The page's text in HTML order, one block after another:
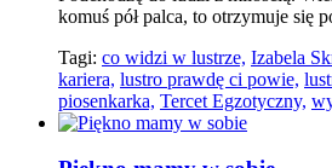
komuś pół palca, to otrzymuje się
Tagi: co widzi w lustrze, Izabela
kariera, lustro prawdę ci powie,
piosenkarka, Tercet Egzotyczny,